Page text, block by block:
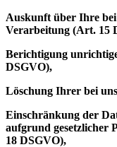
Auskunft über Ihre bei
Verarbeitung (Art. 15
Berichtigung
DSGVO),
Löschung Ihrer bei
Einschränkung der
aufgrund gesetzlicher
18 DSGVO),